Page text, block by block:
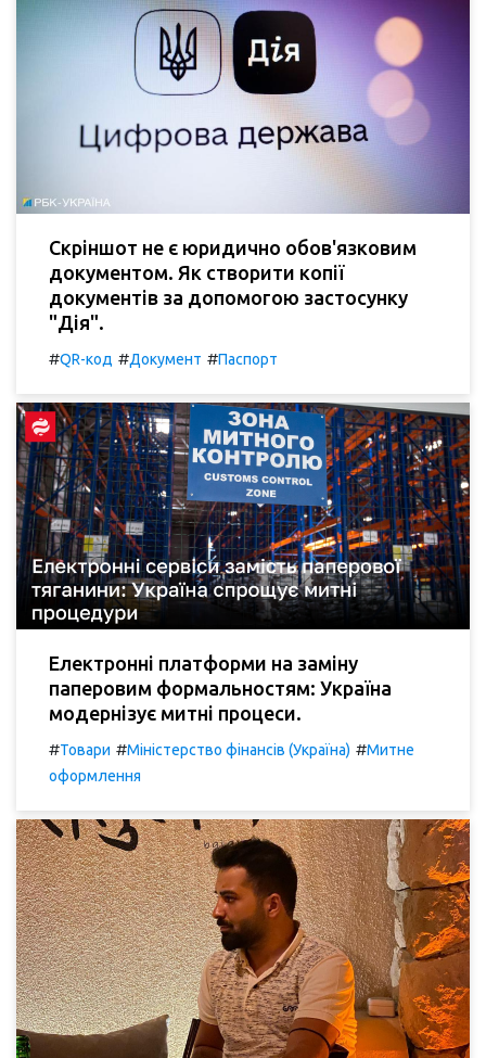
Скріншот не є юридично обов'язковим
документом. Як створити копії
документів за допомогою застосунку
"Дія".
#QR-код #Документ #Паспорт
Електронні платформи на заміну
паперовим формальностям: Україна
модернізує митні процеси.
#Товари #Міністерство фінансів (Україна) #Митне
оформлення